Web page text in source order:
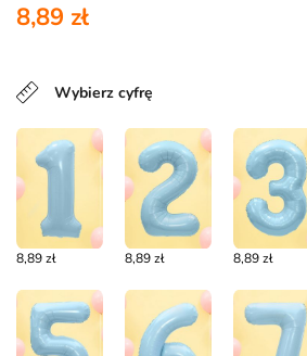
8,89 zł
Wybierz cyfrę
8,89 zł 8,89 zł 8,89 zł